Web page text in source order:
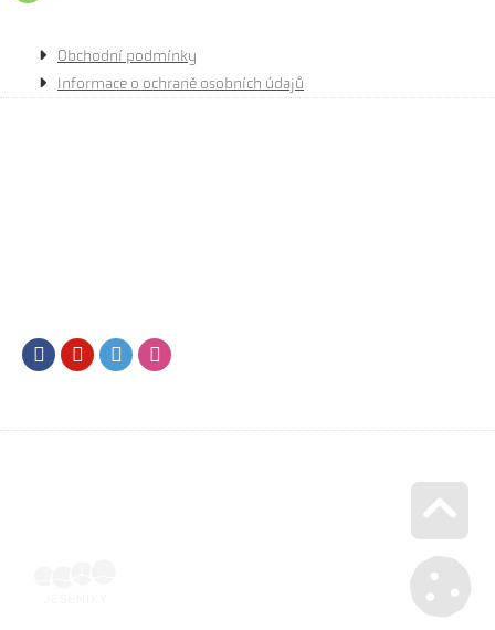
Obchodní podmínky
Informace o ochraně osobních údajů
FacebookYoutubeTwitter
Go